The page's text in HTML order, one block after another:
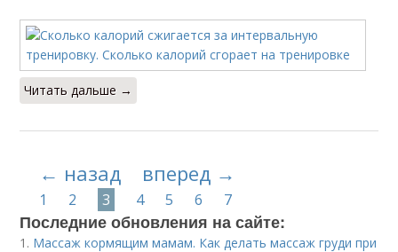
Читать дальше →
← назад вперед →
1 2 3 4 5 6 7
Последние обновления на сайте:
1. Массаж кормящим мамам. Как делать массаж груди при